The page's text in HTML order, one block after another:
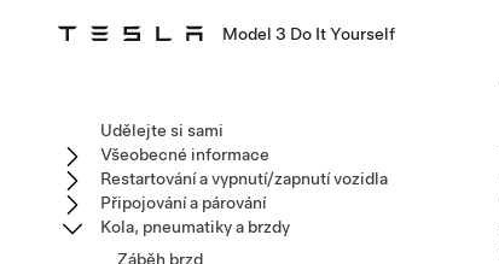
Model 3 Do It Yourself
Udělejte si sami
Všeobecné informace
Restartování a vypnutí/zapnutí vozidla
Připojování a párování
Kola, pneumatiky a brzdy
Záběh brzd